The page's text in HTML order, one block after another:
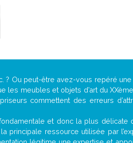
? Ou peut-être avez-vous repéré
les meubles et objets d’art du
commettent des erreurs
fondamentale et donc la plus délicate
principale ressource utilisée par